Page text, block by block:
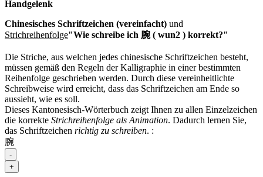
Handgelenk
Chinesisches Schriftzeichen (vereinfacht) und
Strichreihenfolge"Wie schreibe ich 腕 ( wun2 ) korrekt?"
Die Striche, aus welchen jedes chinesische Schriftzeichen besteht,
müssen gemäß den Regeln der Kalligraphie in einer bestimmten
Reihenfolge geschrieben werden. Durch diese vereinheitlichte
Schreibweise wird erreicht, dass das Schriftzeichen am Ende so
aussieht, wie es soll.
Dieses Kantonesisch-Wörterbuch zeigt Ihnen zu allen Einzelzeichen
die korrekte Strichreihenfolge als Animation. Dadurch lernen Sie,
das Schriftzeichen richtig zu schreiben. :
腕
-
+